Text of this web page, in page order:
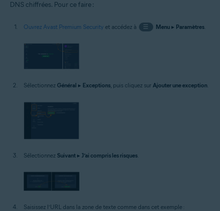
DNS chiffrées. Pour ce faire :
Ouvrez Avast Premium Security et accédez à ☰ Menu▸ Paramètres.
Sélectionnez Général ▸ Exceptions, puis cliquez sur Ajouter une exception.
Sélectionnez Suivant ▸ J’ai compris les risques
Saisissez l’URL dans la zone de texte comme dans cet exemple :